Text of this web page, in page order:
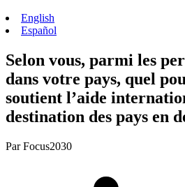
English
Español
Selon vous, parmi les
dans votre pays, quel
soutient l’aide
destination des pays en
ParFocus2030